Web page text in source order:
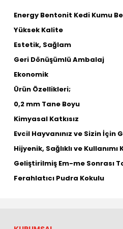
Energy Bentonit Kedi Kumu
Yüksek Kalite
Estetik, Sağlam
Geri Dönüşümlü Ambalaj
Ekonomik
Ürün Özellikleri;
0,2 mm Tane Boyu
Kimyasal Katkısız
Evcil Hayvanınız ve Sizin İçin
Hijyenik, Sağlıklı ve Kullanımı
Geliştirilmiş Em-me Sonrası
Ferahlatıcı Pudra Kokulu